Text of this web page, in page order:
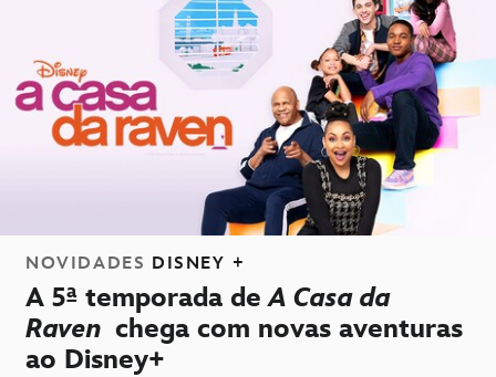
NOVIDADES DISNEY +
A 5ª temporada deA Casa da
Raven chega com novas aventuras
ao Disney+